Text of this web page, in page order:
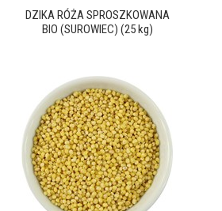
DZIKA RÓŻA SPROSZKOWANA
BIO (SUROWIEC) (25 kg)